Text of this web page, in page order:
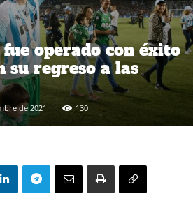
operado con éxito
su regreso a las
de 2021 130